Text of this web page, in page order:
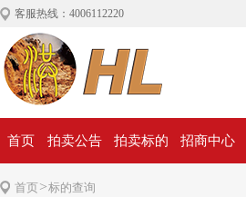
客服热线：4006112220
首页 拍卖公告 拍卖标的 招商中心
首页>标的查询